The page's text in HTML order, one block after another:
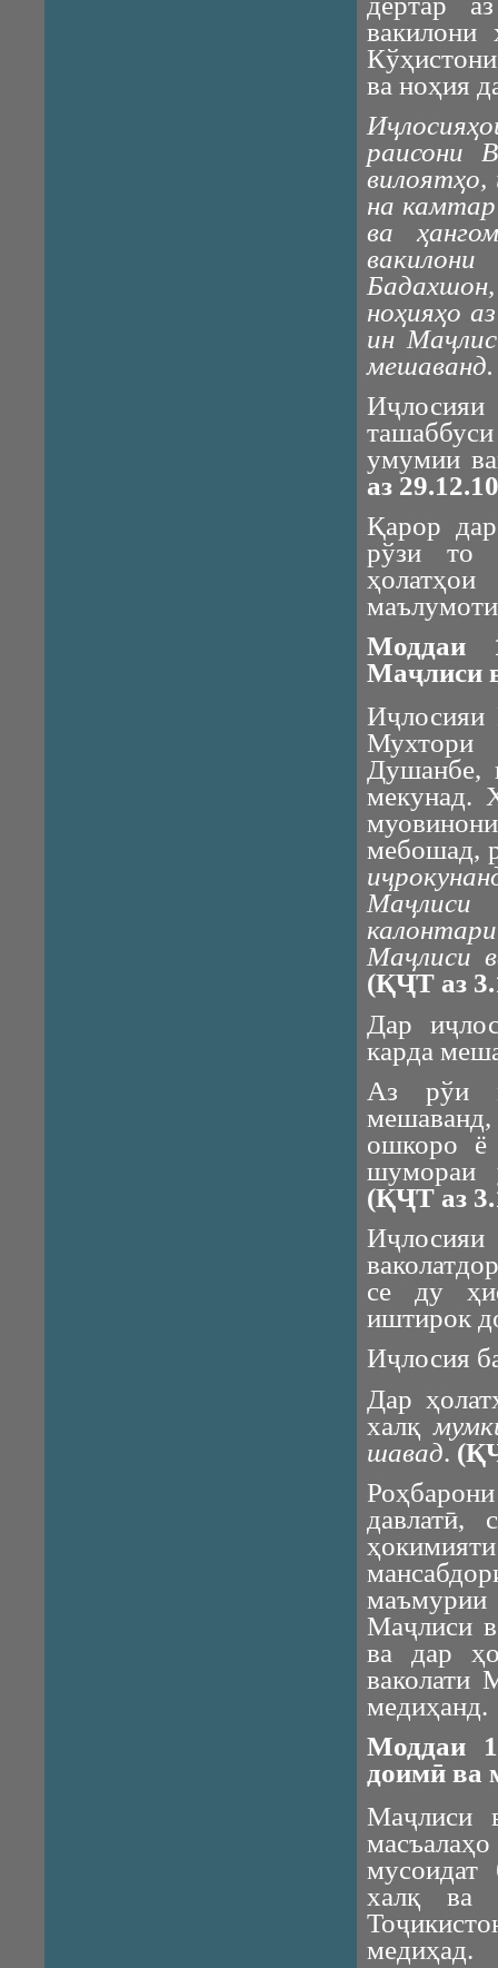
ва ноҳия
Иҷ
раисони
вилоятҳо,
на камтар
ва
ноҳияҳо
ин
мешаванд.
умумии
аз
Қарор
рўзи то
Моддаи
Маҷлиси
Иҷлосияи
Мухтори
Душанбе,
мекунад.
мебошад,
Маҷлиси
Маҷлиси
(ҚҶТ аз
Дар
карда
Аз рўи
ошкоро ё
шумораи
(ҚҶТ аз
се ду
иштирок
Иҷлосия
Дар
халқ
шавад.
давлатӣ,
Маҷлиси
ва дар
ваколати
медиҳанд.
Моддаи
доимӣ ва
Маҷлиси
мусоидат
халқ ва
медиҳад.